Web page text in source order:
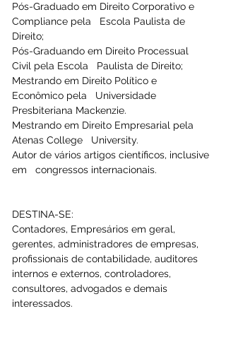
Pós-Graduado em Direito Corporativo e
Compliance pela   Escola Paulista de
Direito;
Pós-Graduando em Direito Processual
Civil pela Escola   Paulista de Direito;
Mestrando em Direito Político e
Econômico pela   Universidade
Presbiteriana Mackenzie.
Mestrando em Direito Empresarial pela
Atenas College   University.
Autor de vários artigos científicos, inclusive
em   congressos internacionais.
DESTINA-SE:
Contadores, Empresários em geral,
gerentes, administradores de empresas,
profissionais de contabilidade, auditores
internos e externos, controladores,
consultores, advogados e demais
interessados.